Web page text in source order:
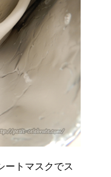
ートマスクでス